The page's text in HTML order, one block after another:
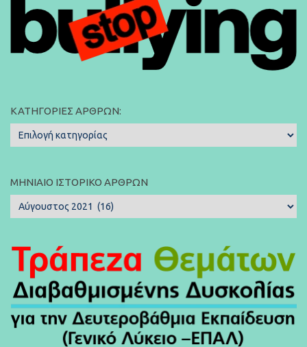
ΚΑΤΗΓΟΡΊΕΣ ΆΡΘΡΩΝ:
Κατηγορίες
Άρθρων:
ΜΗΝΙΑΊΟ ΙΣΤΟΡΙΚΌ ΆΡΘΡΩΝ
Μηνιαίο
Ιστορικό